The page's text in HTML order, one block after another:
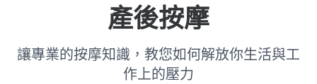
產後按摩
讓專業的按摩知識，教您如何解放你生活與工
作上的壓力